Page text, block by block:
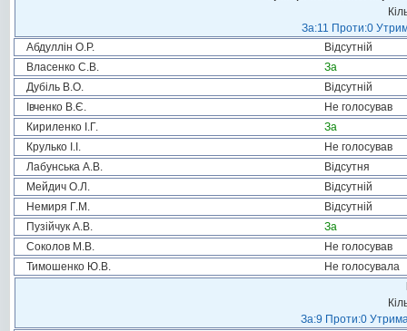
За:11 Проти:0
Абдуллін О.Р.
Відсутній
Власенко С.В.
За
Дубіль В.О.
Відсутній
Івченко В.Є.
Не голосував
Кириленко І.Г.
За
Крулько І.І.
Не голосував
Лабунська А.В.
Відсутня
Мейдич О.Л.
Відсутній
Немиря Г.М.
Відсутній
Пузійчук А.В.
За
Соколов М.В.
Не голосував
Тимошенко Ю.В.
Не голосувала
За:9 Проти:0